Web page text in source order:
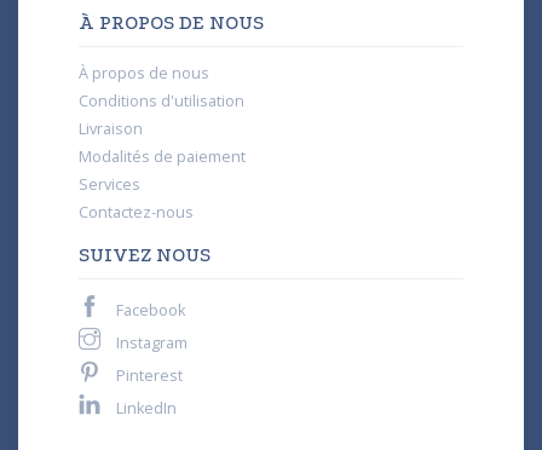
À PROPOS DE NOUS
À propos de nous
Conditions d'utilisation
Livraison
Modalités de paiement
Services
Contactez-nous
SUIVEZ NOUS
Facebook
Instagram
Pinterest
LinkedIn